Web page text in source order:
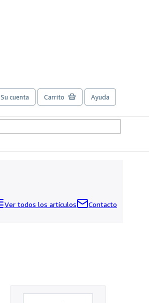
Su cuenta Carrito Ayuda
Ver todos los artículos Contacto